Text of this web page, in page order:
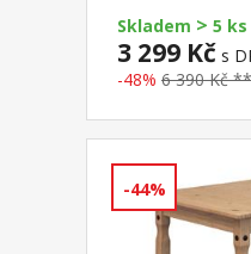
Skladem > 5 ks
3 299 Kč s
-48% 6 390 Kč **
-44%